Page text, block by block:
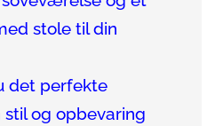
stole til din
det perfekte
og opbevaring